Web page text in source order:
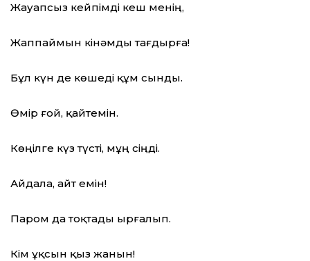
Жауапсыз кейпімді кеш менің,
Жаппаймын кінәмды тағдырға!
Бұл күн де көшеді құм сынды.
Өмір ғой, қайтемін.
Көңілге күз түсті, мұң сіңді.
Айдала, айт емін!
Паром да тоқтады ырғалып.
Кім ұқсын қыз жанын!